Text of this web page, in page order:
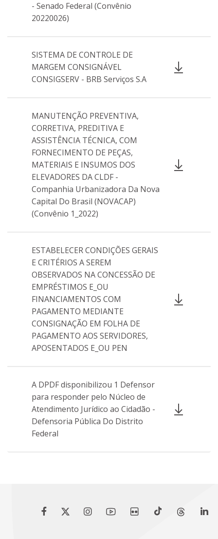
- Senado Federal (Convênio
20220026)
SISTEMA DE CONTROLE DE
MARGEM CONSIGNÁVEL
CONSIGSERV - BRB Serviços S.A
MANUTENÇÃO PREVENTIVA,
CORRETIVA, PREDITIVA E
ASSISTÊNCIA TÉCNICA, COM
FORNECIMENTO DE PEÇAS,
MATERIAIS E INSUMOS DOS
ELEVADORES DA CLDF -
Companhia Urbanizadora Da Nova
Capital Do Brasil (NOVACAP)
(Convênio 1_2022)
ESTABELECER CONDIÇÕES GERAIS
E CRITÉRIOS A SEREM
OBSERVADOS NA CONCESSÃO DE
EMPRÉSTIMOS E_OU
FINANCIAMENTOS COM
PAGAMENTO MEDIANTE
CONSIGNAÇÃO EM FOLHA DE
PAGAMENTO AOS SERVIDORES,
APOSENTADOS E_OU PEN
A DPDF disponibilizou 1 Defensor
para responder pelo Núcleo de
Atendimento Jurídico ao Cidadão -
Defensoria Pública Do Distrito
Federal